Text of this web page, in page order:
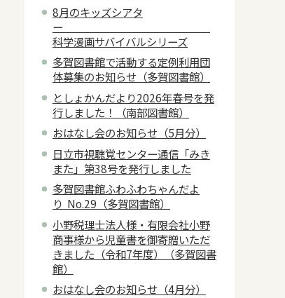
8月のキッズシアタ
ー
科学漫画サバイバルシリーズ
多賀図書館で活動する定例利用団
体募集のお知らせ（多賀図書館）
としょかんだより2026年春号を発
行しました！（南部図書館）
おはなし会のお知らせ（5月分）
日立市視聴覚センター通信「みき
また」第38号を発行しました
多賀図書館ふわふわちゃんだよ
り No.29（多賀図書館）
小野税理士法人様・有限会社小野
商事様から児童書を御寄贈いただ
きました（令和7年度）（多賀図書
館）
おはなし会のお知らせ（4月分）